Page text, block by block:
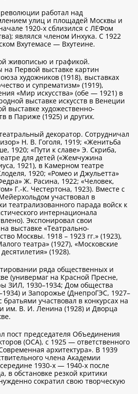
работал над
улиц и площадей Москвы и
1920-х сблизился с ЛЕФом
являлся членом Инхука. С 1922
Вхутемасе — Вхутеине.
живописью и графикой.
на Первой выставке картин
художников (1918), выставках
и супрематизм» (1919),
«Мир искусства» (обе — 1921) в
выставке искусств в Венеции
выставке художественно-
в Париже (1925) и других.
декоратор. Сотрудничал
Н. В. Гоголя, 1919; «Женитьба
1920; «Пути к славе» Э. Скриба,
для детей («Жемчужина
1921), в Камерном театре
1920; «Ромео и Джульетта»
Ж. Расина, 1922; «Человек,
Г.-К. Честертона, 1923). Вместе с
участвовал в
театрализованного парада войск к
интернационала
Экспонировал свои
выставке «Театрально-
Москвы. 1918 – 1923 гг.» (1923),
театра» (1927), «Московские
(1928).
ряда общественных и
(универмаг на Красной Пресне,
ЗИЛ, 1930–1934; Дом общества
и Запорожье (ДнепроГЭС, 1927–
братьями участвовал в конкурсах на
им. В. И. Ленина (1928) и Дворца
пост председателя Объединения
(ОСА), с 1925 — ответственного
архитектура». В 1939
члена Академии
1930-х — 1940-х после
в обстановке резкой критики
сократил свою творческую